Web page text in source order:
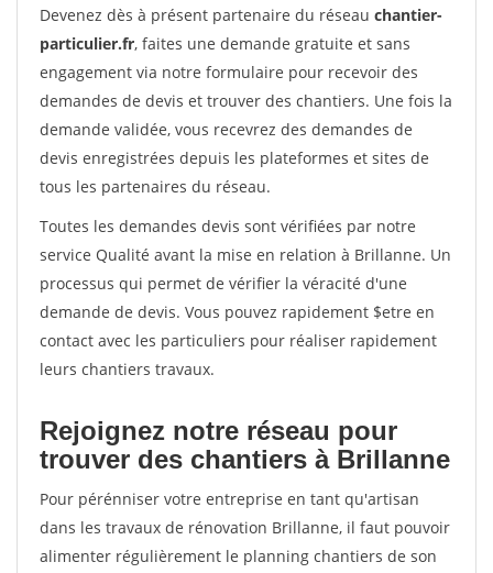
Devenez dès à présent partenaire du réseau chantier-
particulier.fr, faites une demande gratuite et sans
engagement via notre formulaire pour recevoir des
demandes de devis et trouver des chantiers. Une fois la
demande validée, vous recevrez des demandes de
devis enregistrées depuis les plateformes et sites de
tous les partenaires du réseau.
Toutes les demandes devis sont vérifiées par notre
service Qualité avant la mise en relation à Brillanne. Un
processus qui permet de vérifier la véracité d'une
demande de devis. Vous pouvez rapidement $etre en
contact avec les particuliers pour réaliser rapidement
leurs chantiers travaux.
Rejoignez notre réseau pour
trouver des chantiers à Brillanne
Pour pérénniser votre entreprise en tant qu'artisan
dans les travaux de rénovation Brillanne, il faut pouvoir
alimenter régulièrement le planning chantiers de son